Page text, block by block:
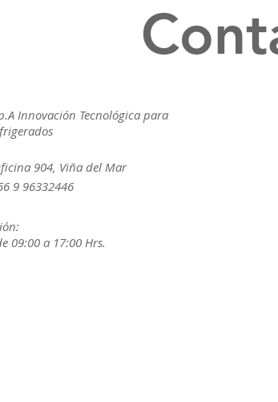
Innovación Tecnológica para
904, Viña del Mar
9 96332446
09:00 a 17:00 Hrs.